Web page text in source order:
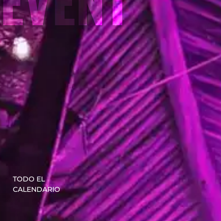
TODO EL
CALENDARIO